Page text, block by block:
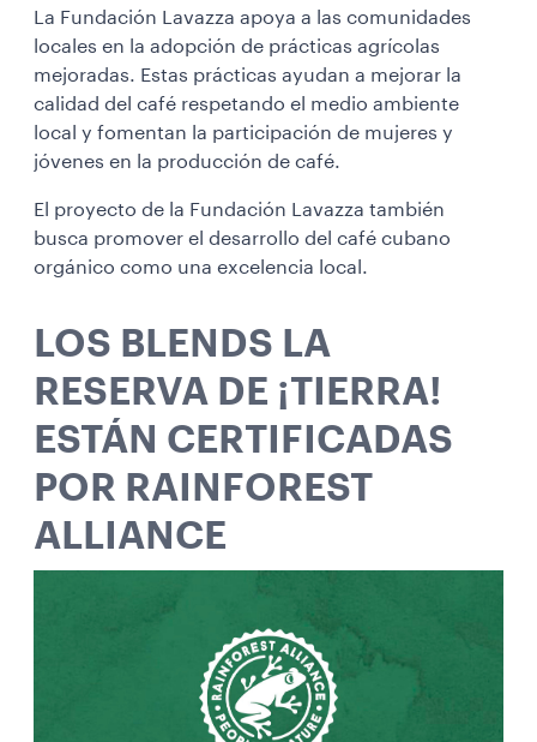
La Fundación Lavazza apoya a las comunidades
locales en la adopción de prácticas agrícolas
mejoradas. Estas prácticas ayudan a mejorar la
calidad del café respetando el medio ambiente
local y fomentan la participación de mujeres y
jóvenes en la producción de café.
El proyecto de la Fundación Lavazza también
busca promover el desarrollo del café cubano
orgánico como una excelencia local.
LOS BLENDS LA
RESERVA DE ¡TIERRA!
ESTÁN CERTIFICADAS
POR RAINFOREST
ALLIANCE